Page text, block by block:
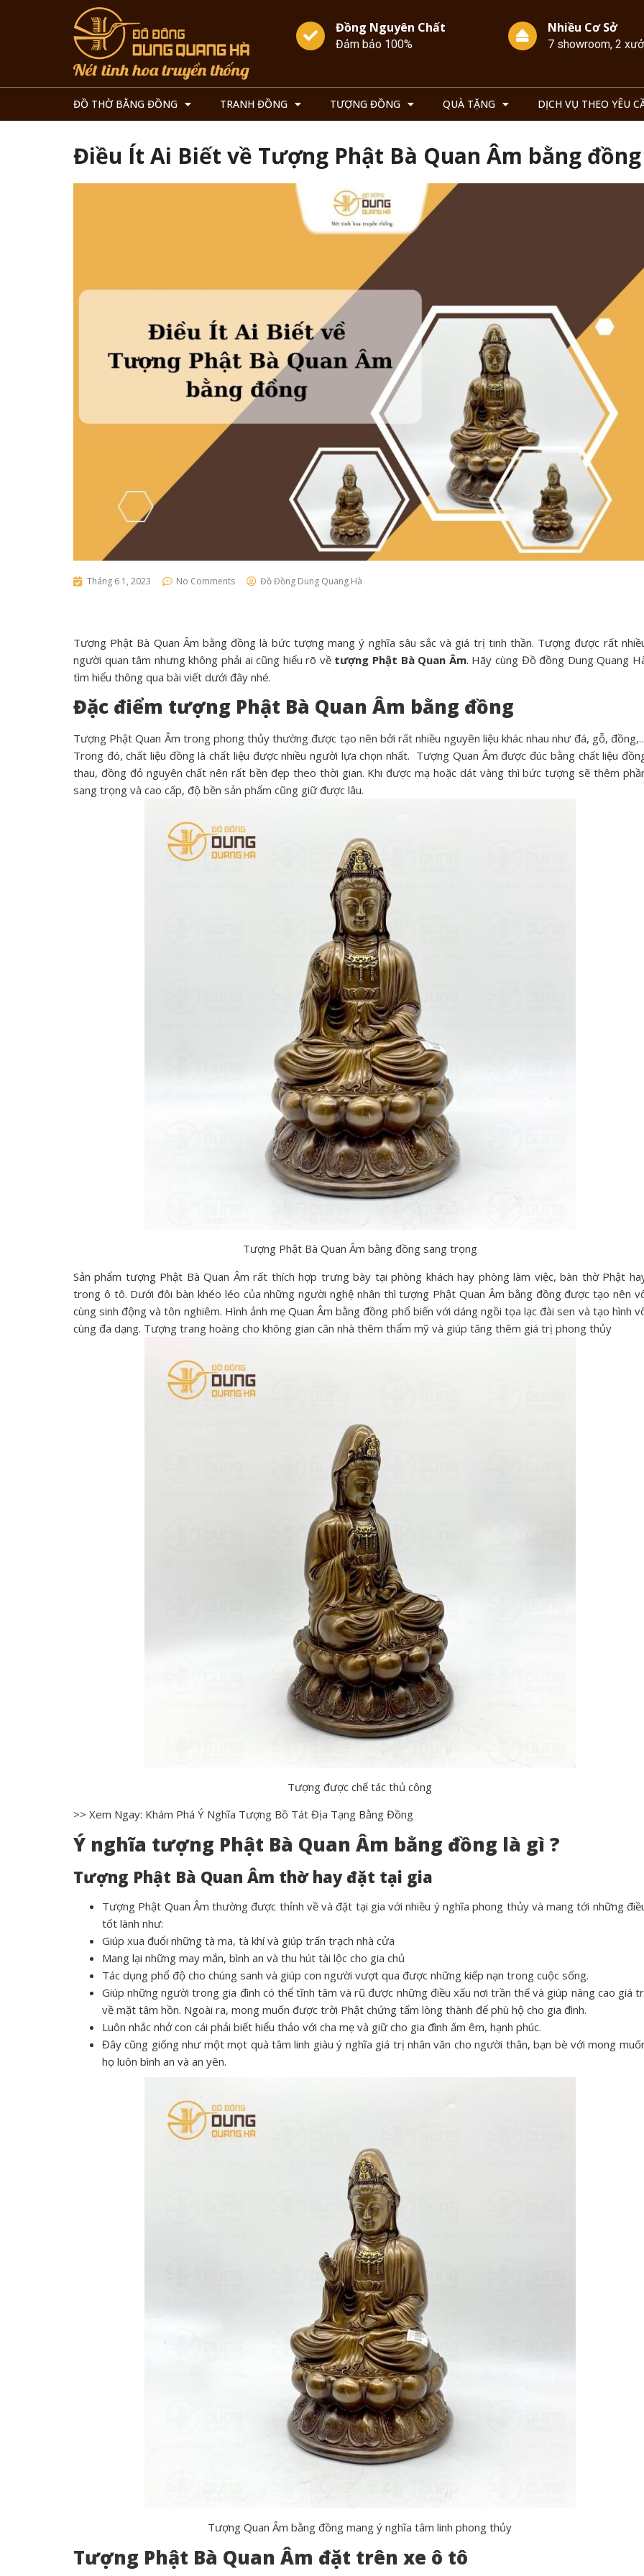
Đồng Nguyên Chất
Đảm bảo 100%
Nhiều Cơ Sở
7 showroom, 2
ĐỒ THỜ BẰNG ĐỒNG TRANH ĐỒNG TƯỢNG ĐỒNG QUÀ TẶNG DỊCH VỤ THEO YÊU
Điều Ít Ai Biết về Tượng Phật Bà Quan Âm bằng đồng
Tháng 6 1, 2023 No Comments Đồ Đồng Dung Quang Hà
Tượng Phật Bà Quan Âm bằng đồng là bức tượng mang ý nghĩa sâu sắc và giá trị tinh thần. Tượng được rất
người quan tâm nhưng không phải ai cũng hiểu rõ về tượng Phật Bà Quan Âm. Hãy cùng Đồ đồng Dung Quang
tìm hiểu thông qua bài viết dưới đây nhé.
Đặc điểm tượng Phật Bà Quan Âm bằng đồng
Tượng Phật Quan Âm trong phong thủy thường được tạo nên bởi rất nhiều nguyên liệu khác nhau như đá, gỗ,
Trong đó, chất liệu đồng là chất liệu được nhiều người lựa chọn nhất. Tượng Quan Âm được đúc bằng chất liệu
thau, đồng đỏ nguyên chất nên rất bền đẹp theo thời gian. Khi được mạ hoặc dát vàng thì bức tượng sẽ thêm
sang trọng và cao cấp, độ bền sản phẩm cũng giữ được lâu.
Tượng Phật Bà Quan Âm bằng đồng sang trọng
Sản phẩm tượng Phật Bà Quan Âm rất thích hợp trưng bày tại phòng khách hay phòng làm việc, bàn thờ Phật
trong ô tô. Dưới đôi bàn khéo léo của những người nghệ nhân thì tượng Phật Quan Âm bằng đồng được tạo nên
cùng sinh động và tôn nghiêm. Hình ảnh mẹ Quan Âm bằng đồng phổ biến với dáng ngồi tọa lạc đài sen và tạo hình
cùng đa dạng. Tượng trang hoàng cho không gian căn nhà thêm thẩm mỹ và giúp tăng thêm giá trị phong thủy
Tượng được chế tác thủ công
>> Xem Ngay: Khám Phá Ý Nghĩa Tượng Bồ Tát Địa Tạng Bằng Đồng
Ý nghĩa tượng Phật Bà Quan Âm bằng đồng là gì ?
Tượng Phật Bà Quan Âm thờ hay đặt tại gia
Tượng Phật Quan Âm thường được thỉnh về và đặt tại gia với nhiều ý nghĩa phong thủy và mang tới những
tốt lành như:
Giúp xua đuổi những tà ma, tà khí và giúp trấn trạch nhà cửa
Mang lại những may mắn, bình an và thu hút tài lộc cho gia chủ
Tác dụng phổ độ cho chúng sanh và giúp con người vượt qua được những kiếp nạn trong cuộc sống.
Giúp những người trong gia đình có thể tĩnh tâm và rũ được những điều xấu nơi trần thế và giúp nâng cao giá
về mặt tâm hồn. Ngoài ra, mong muốn được trời Phật chứng tấm lòng thành để phù hộ cho gia đình.
Luôn nhắc nhở con cái phải biết hiểu thảo với cha mẹ và giữ cho gia đình ấm êm, hạnh phúc.
Đây cũng giống như một mọt quà tâm linh giàu ý nghĩa giá trị nhân văn cho người thân, bạn bè với mong
họ luôn bình an và an yên.
Tượng Quan Âm bằng đồng mang ý nghĩa tâm linh phong thủy
Tượng Phật Bà Quan Âm đặt trên xe ô tô